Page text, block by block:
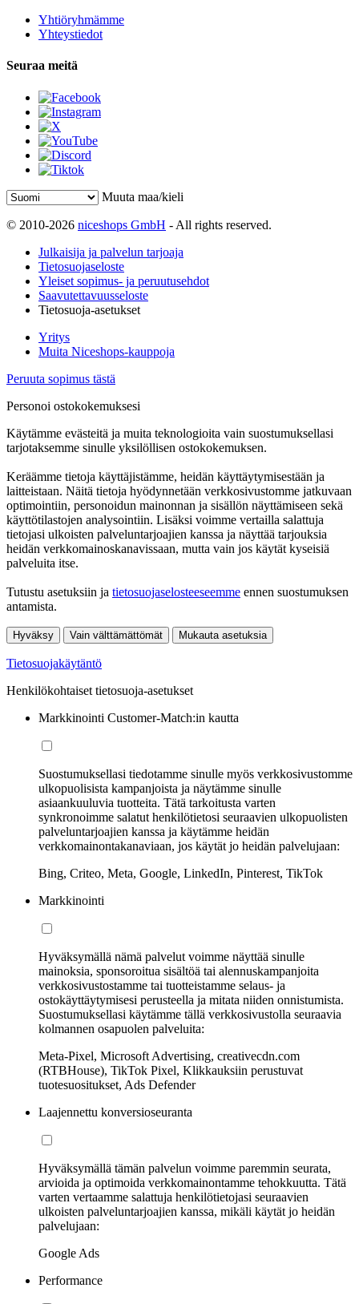
Yhtiöryhmämme
Yhteystiedot
Seuraa meitä
Muuta maa/kieli
© 2010-2026 niceshops GmbH - All rights reserved.
Julkaisija ja palvelun tarjoaja
Tietosuojaseloste
Yleiset sopimus- ja peruutusehdot
Saavutettavuusseloste
Tietosuoja-asetukset
Yritys
Muita Niceshops-kauppoja
Peruuta sopimus tästä
Personoi ostokokemuksesi
Käytämme evästeitä ja muita teknologioita vain suostumuksellasi
tarjotaksemme sinulle yksilöllisen ostokokemuksen.
Keräämme tietoja käyttäjistämme, heidän käyttäytymisestään ja
laitteistaan. Näitä tietoja hyödynnetään verkkosivustomme jatkuvaan
optimointiin, personoidun mainonnan ja sisällön näyttämiseen sekä
käyttötilastojen analysointiin. Lisäksi voimme vertailla salattuja
tietojasi ulkoisten palveluntarjoajien kanssa ja näyttää tarjouksia
heidän verkkomainoskanavissaan, mutta vain jos käytät kyseisiä
palveluita itse.
Tutustu asetuksiin ja tietosuojaselosteeseemme ennen suostumuksen
antamista.
Hyväksy Vain välttämättömät Mukauta asetuksia
Tietosuojakäytäntö
Henkilökohtaiset tietosuoja-asetukset
Markkinointi Customer-Match:in kautta
Suostumuksellasi tiedotamme sinulle myös verkkosivustomme
ulkopuolisista kampanjoista ja näytämme sinulle
asiaankuuluvia tuotteita. Tätä tarkoitusta varten
synkronoimme salatut henkilötietosi seuraavien ulkopuolisten
palveluntarjoajien kanssa ja käytämme heidän
verkkomainontakanaviaan, jos käytät jo heidän palvelujaan:
Bing, Criteo, Meta, Google, LinkedIn, Pinterest, TikTok
Markkinointi
Hyväksymällä nämä palvelut voimme näyttää sinulle
mainoksia, sponsoroitua sisältöä tai alennuskampanjoita
verkkosivustostamme tai tuotteistamme selaus- ja
ostokäyttäytymisesi perusteella ja mitata niiden onnistumista.
Suostumuksellasi käytämme tällä verkkosivustolla seuraavia
kolmannen osapuolen palveluita:
Meta-Pixel, Microsoft Advertising, creativecdn.com
(RTBHouse), TikTok Pixel, Klikkauksiin perustuvat
tuotesuositukset, Ads Defender
Laajennettu konversioseuranta
Hyväksymällä tämän palvelun voimme paremmin seurata,
arvioida ja optimoida verkkomainontamme tehokkuutta. Tätä
varten vertaamme salattuja henkilötietojasi seuraavien
ulkoisten palveluntarjoajien kanssa, mikäli käytät jo heidän
palvelujaan:
Google Ads
Performance